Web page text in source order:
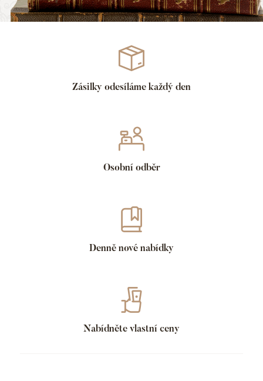
Zásilky odesíláme každý den
Osobní odběr
Denně nové nabídky
Nabídněte vlastní ceny